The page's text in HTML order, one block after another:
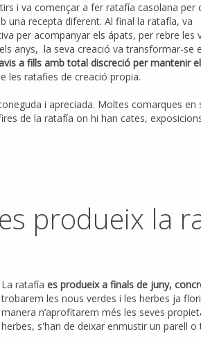
i va començar a fer ratafía casolana per
una recepta diferent. Al final la ratafía, va
per acompanyar els ápats, per rebre les
anys, la seva creació va transformar-se
a fills amb total discreció per mantenir el
les ratafies de creació propia.
i apreciada. Moltes comarques
de la ratafía on hi han cates,
produeix la
La ratafía es produeix a finals de juny,
trobarem les nous verdes i les herbes ja
manera n’aprofitarem més les seves
herbes, s'han de deixar enmustir un parell